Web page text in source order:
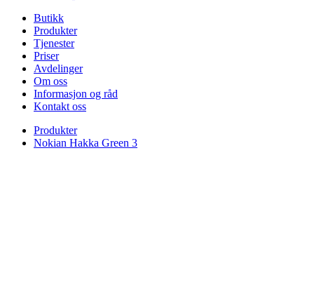
Butikk
Produkter
Tjenester
Priser
Avdelinger
Om oss
Informasjon og råd
Kontakt oss
Produkter
Nokian Hakka Green 3